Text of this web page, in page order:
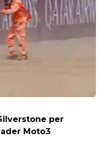
per
Moto3